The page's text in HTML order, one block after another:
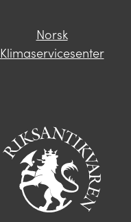
Norsk
Klimaservicesenter